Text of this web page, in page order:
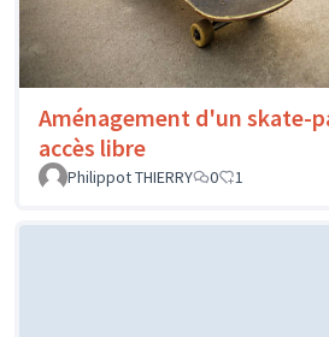
Aménagement d'un skate-
accès libre
Philippot THIERRY
0 1